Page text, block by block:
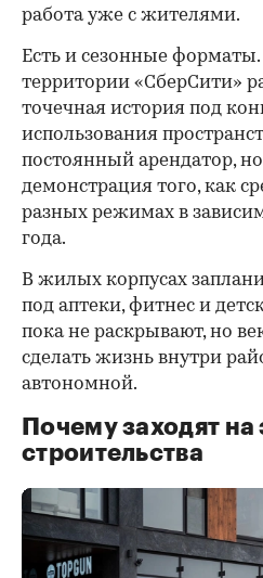
работа уже с жителями.
Есть и сезонные
территории «СберСити»
точечная история под
использования
постоянный арендатор,
демонстрация того, как
разных режимах в
года.
В жилых корпусах
под аптеки, фитнес и
пока не раскрывают, но
сделать жизнь внутри
автономной.
Почему заходят на
строительства